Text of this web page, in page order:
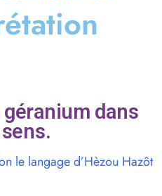
dans
le langage d’Hèzou Hazôt